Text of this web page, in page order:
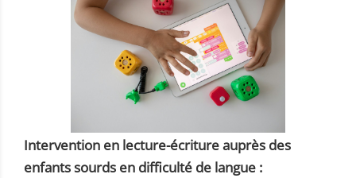
Intervention en lecture-écriture auprès des
enfants sourds en difficulté de langue :